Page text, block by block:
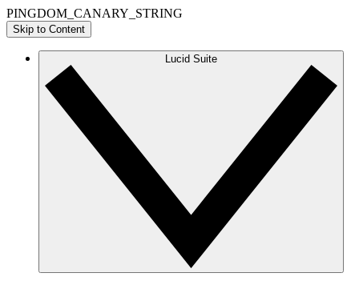
PINGDOM_CANARY_STRING
Skip to Content
Lucid Suite